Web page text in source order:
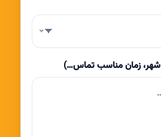
زمان مناسب تماس…)